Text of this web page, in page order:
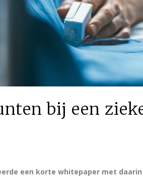
bij een
een korte whitepaper met